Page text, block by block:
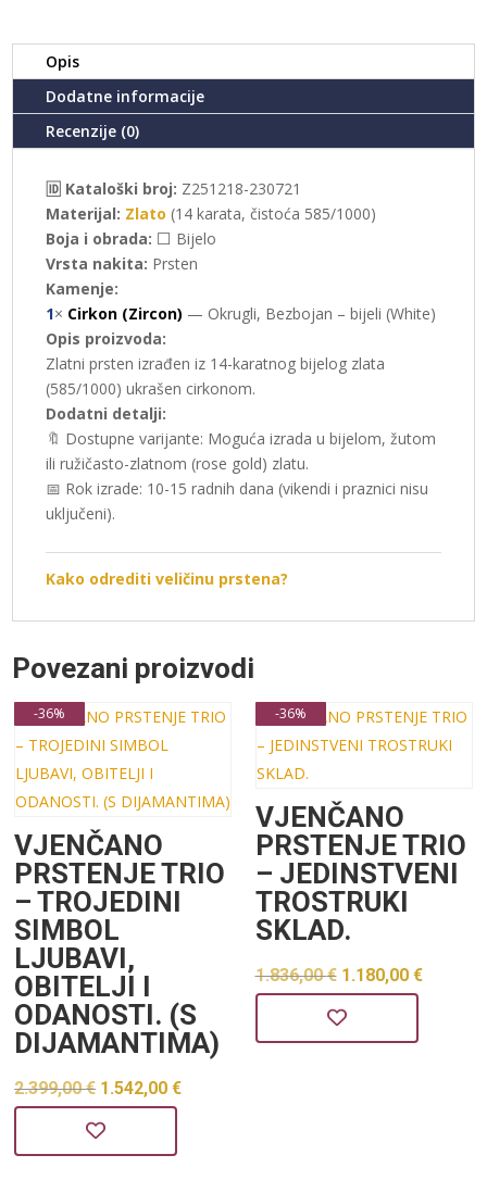
Opis
Dodatne informacije
Recenzije (0)
🆔 Kataloški broj: Z251218-230721
Materijal: Zlato (14 karata, čistoća 585/1000)
Boja i obrada: ⬜ Bijelo
Vrsta nakita: Prsten
Kamenje:
1× Cirkon (Zircon) — Okrugli, Bezbojan – bijeli (White)
Opis proizvoda:
Zlatni prsten izrađen iz 14-karatnog bijelog zlata
(585/1000) ukrašen cirkonom.
Dodatni detalji:
🔖 Dostupne varijante: Moguća izrada u bijelom, žutom
ili ružičasto-zlatnom (rose gold) zlatu.
📅 Rok izrade: 10-15 radnih dana (vikendi i praznici nisu
uključeni).
Kako odrediti veličinu prstena?
Povezani proizvodi
-36%
VJENČANO
PRSTENJE TRIO
– TROJEDINI
SIMBOL
LJUBAVI,
OBITELJI I
ODANOSTI. (S
DIJAMANTIMA)
2.399,00€ Izvorna
cijena
bila
1.542,00€
-36%
VJENČANO
PRSTENJE TRIO
– JEDINSTVENI
TROSTRUKI
SKLAD.
1.836,00€ Izvorna
cijena
bila
1.180,00 €